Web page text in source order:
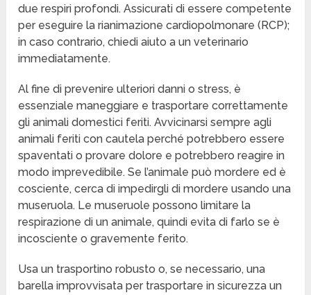
due respiri profondi. Assicurati di essere competente
per eseguire la rianimazione cardiopolmonare (RCP);
in caso contrario, chiedi aiuto a un veterinario
immediatamente.
Al fine di prevenire ulteriori danni o stress, è
essenziale maneggiare e trasportare correttamente
gli animali domestici feriti. Avvicinarsi sempre agli
animali feriti con cautela perché potrebbero essere
spaventati o provare dolore e potrebbero reagire in
modo imprevedibile. Se l’animale può mordere ed è
cosciente, cerca di impedirgli di mordere usando una
museruola. Le museruole possono limitare la
respirazione di un animale, quindi evita di farlo se è
incosciente o gravemente ferito.
Usa un trasportino robusto o, se necessario, una
barella improvvisata per trasportare in sicurezza un